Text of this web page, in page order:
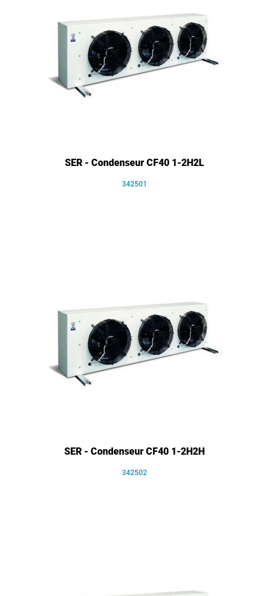
SER - Condenseur CF40 1-2H2L
342501
SER - Condenseur CF40 1-2H2H
342502